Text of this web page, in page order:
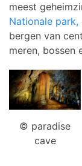
meest
Nationale park,
bergen van
meren, bossen
© paradise
cave